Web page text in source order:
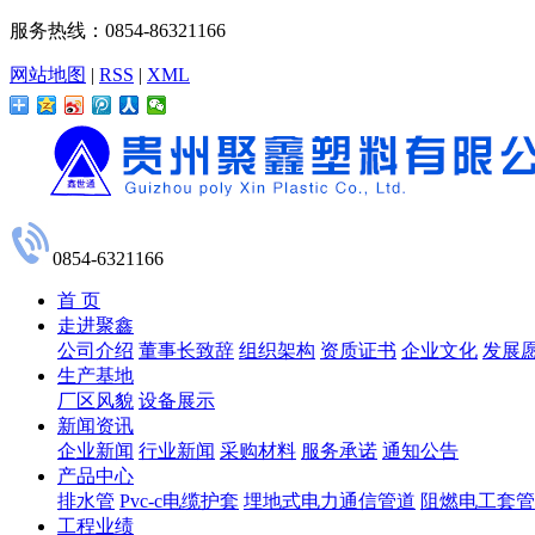
服务热线：0854-86321166
网站地图 | RSS | XML
0854-6321166
首 页
走进聚鑫
公司介绍 董事长致辞 组织架构 资质证书 企业文化 发展
生产基地
厂区风貌 设备展示
新闻资讯
企业新闻 行业新闻 采购材料 服务承诺 通知公告
产品中心
排水管 Pvc-c电缆护套 埋地式电力通信管道 阻燃电工套管
工程业绩